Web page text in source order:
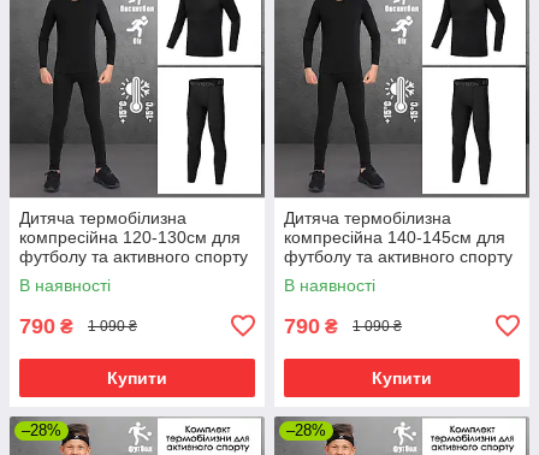
Дитяча термобілизна
компресійна 120-130см для
футболу та активного спорту
(лонгслів+штани) без флісу,
чорна
В наявності
790 ₴ 1 090 ₴
Купити
Дитяча термобілизна
компресійна 140-145см для
футболу та активного спорту
(лонгслів+штани) без флісу,
чорна
В наявності
790 ₴ 1 090 ₴
Купити
–28% –28%